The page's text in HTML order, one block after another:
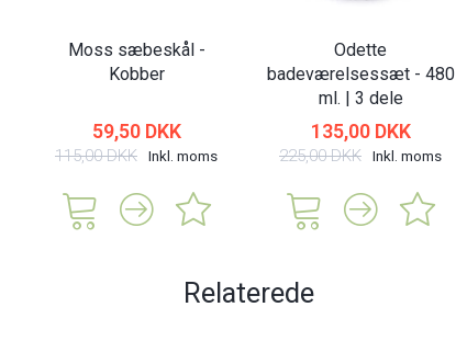
Moss sæbeskål -
Kobber
59,50 DKK
115,00 DKK Inkl. moms
Odette
badeværelsessæt - 480
ml. | 3 dele
135,00 DKK
225,00 DKK Inkl. moms
Relaterede